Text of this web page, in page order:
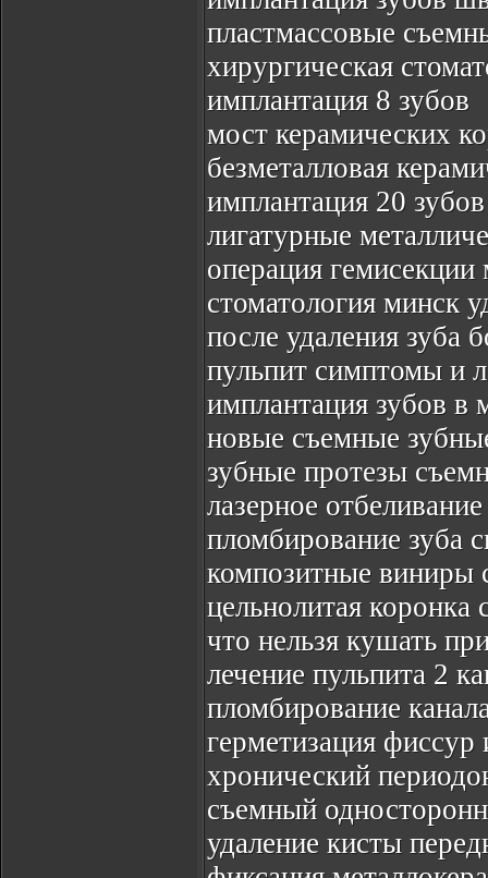
пластмассовые
хирургическая
имплантация 8 зубов
мост керамических
безметалловая
имплантация 20 зубов
лигатурные
операция гемисекции
стоматология минск
после удаления зуба
пульпит симптомы и
имплантация зубов в
новые съемные
зубные протезы
лазерное
пломбирование зуба
композитные виниры
цельнолитая коронка
что нельзя кушать
лечение пульпита 2
пломбирование
герметизация фиссур
хронический
съемный
удаление кисты